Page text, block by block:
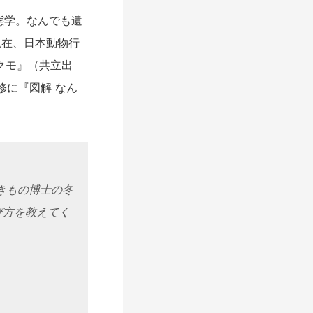
。なんでも遺
、日本動物行
』（共立出
に『図解 なん
もの博士の冬
を教えてく